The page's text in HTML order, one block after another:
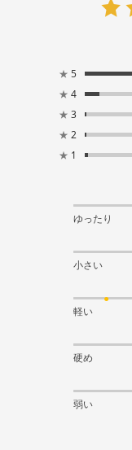
★ 5
★ 4
★ 3
★ 2
★ 1
ゆったり
小さい
軽い
硬め
弱い